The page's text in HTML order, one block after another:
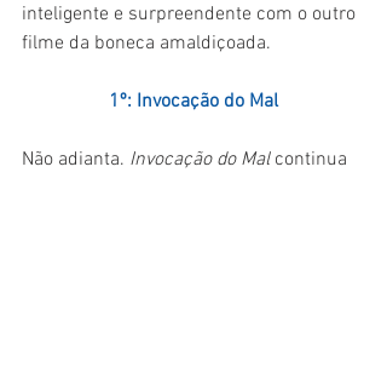
inteligente e surpreendente com o outro
filme da boneca amaldiçoada.
1º: Invocação do Mal
Não adianta. Invocação do Mal continua